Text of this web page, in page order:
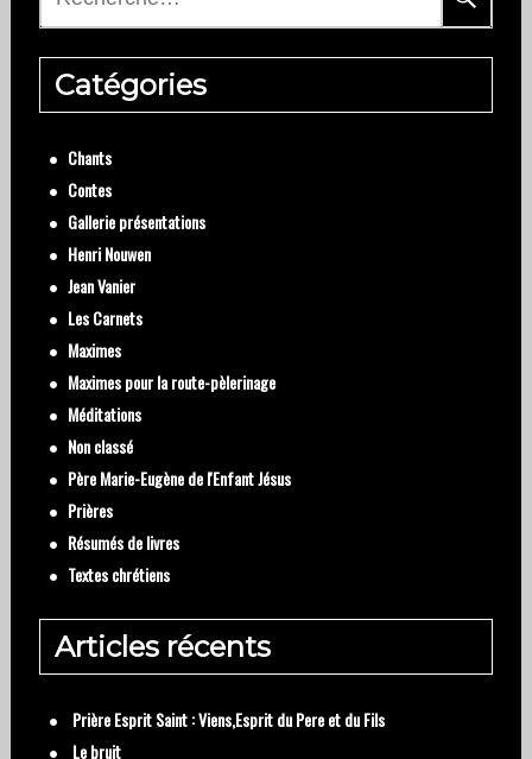
Catégories
Chants
Contes
Gallerie présentations
Henri Nouwen
Jean Vanier
Les Carnets
Maximes
Maximes pour la route-pèlerinage
Méditations
Non classé
Père Marie-Eugène de l'Enfant Jésus
Prières
Résumés de livres
Textes chrétiens
Articles récents
Prière Esprit Saint : Viens,Esprit du Pere et du Fils
Le bruit